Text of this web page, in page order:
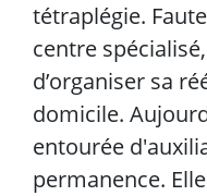
tétraplégie.
centre
d’organiser sa
domicile.
entourée
permanence.